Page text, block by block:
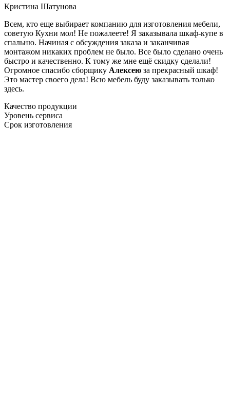
Кристина Шатунова
Всем, кто еще выбирает компанию для изготовления мебели,
советую Кухни мол! Не пожалеете! Я заказывала шкаф-купе в
спальню. Начиная с обсуждения заказа и заканчивая
монтажом никаких проблем не было. Все было сделано очень
быстро и качественно. К тому же мне ещё скидку сделали!
Огромное спасибо сборщику Алексею за прекрасный шкаф!
Это мастер своего дела! Всю мебель буду заказывать только
здесь.
Качество продукции
Уровень сервиса
Срок изготовления